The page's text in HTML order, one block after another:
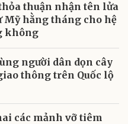
thuận nhận tên lửa
Mỹ hằng tháng cho hệ
không
người dân dọn cây
thông trên Quốc lộ
các mảnh vỡ tiêm